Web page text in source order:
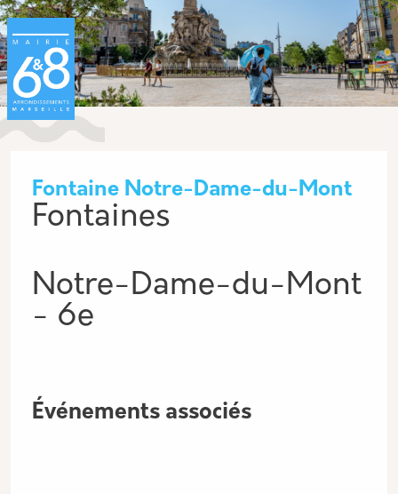
Aller au contenu principal
Fontaine Notre-Dame-du-Mont
Fontaines
Notre-Dame-du-Mont
- 6e
Événements associés
Panneau de gestion des cookies